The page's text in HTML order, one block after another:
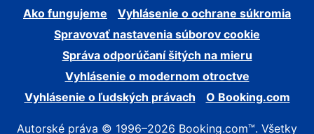
Ako fungujeme
Vyhlásenie o ochrane súkromia
Spravovať nastavenia súborov cookie
Správa odporúčaní šitých na mieru
Vyhlásenie o modernom otroctve
Vyhlásenie o ľudských právach
O Booking.com
Autorské práva © 1996–2026 Booking.com™. Všetky